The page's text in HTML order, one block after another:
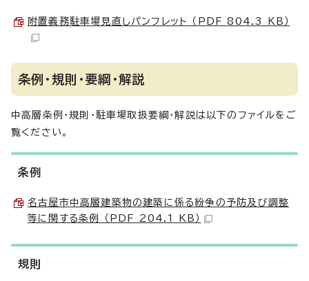
附置義務駐車場見直しパンフレット （PDF 804.3 KB）
条例・規則・要綱・解説
中高層条例・規則・駐車場取扱要綱・解説は以下のファイルをご
覧ください。
条例
名古屋市中高層建築物の建築に係る紛争の予防及び調整
等に関する条例 （PDF 204.1 KB）
規則